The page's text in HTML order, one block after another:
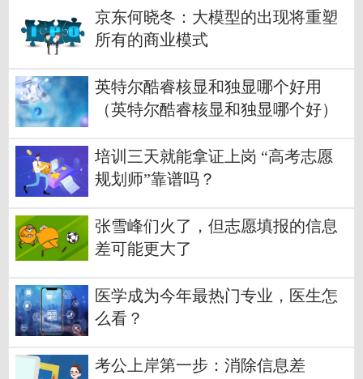
京东何晓冬：大模型的出现将重塑
所有的商业模式
英特尔酷睿核显和独显哪个好用
（英特尔酷睿核显和独显哪个好）
培训三天就能拿证上岗 “高考志愿
规划师”靠谱吗？
张雪峰们火了，但志愿填报的信息
差可能更大了
医学成为今年最热门专业，医生怎
么看？
考公上岸第一步：消除信息差